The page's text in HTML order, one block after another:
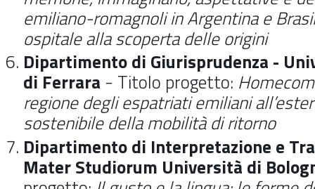
emiliano-romagnoli in Argentina e
ospitale alla scoperta delle origini
Dipartimento di Giurisprudenza -
di Ferrara - Titolo progetto:
regione degli espatriati emiliani
sostenibile della mobilità di ritorno
Dipartimento di Interpretazione e
Mater Studiorum Università di